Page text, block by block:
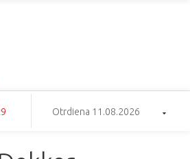
Otrdiena 11.08.2026